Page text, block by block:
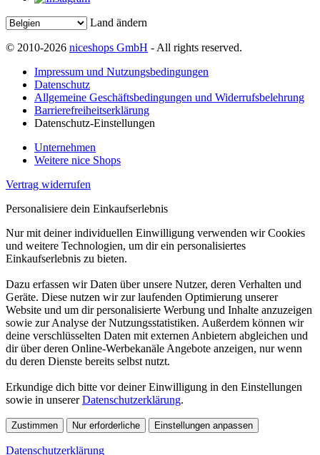
Land ändern
© 2010-2026 niceshops GmbH - All rights reserved.
Impressum und Nutzungsbedingungen
Datenschutz
Allgemeine Geschäftsbedingungen und Widerrufsbelehrung
Barrierefreiheitserklärung
Datenschutz-Einstellungen
Unternehmen
Weitere nice Shops
Vertrag widerrufen
Personalisiere dein Einkaufserlebnis
Nur mit deiner individuellen Einwilligung verwenden wir Cookies
und weitere Technologien, um dir ein personalisiertes
Einkaufserlebnis zu bieten.
Dazu erfassen wir Daten über unsere Nutzer, deren Verhalten und
Geräte. Diese nutzen wir zur laufenden Optimierung unserer
Website und um dir personalisierte Werbung und Inhalte anzuzeigen
sowie zur Analyse der Nutzungsstatistiken. Außerdem können wir
deine verschlüsselten Daten mit externen Anbietern abgleichen und
dir über deren Online-Werbekanäle Angebote anzeigen, nur wenn
du deren Dienste bereits selbst nutzt.
Erkundige dich bitte vor deiner Einwilligung in den Einstellungen
sowie in unsererDatenschutzerklärung.
Zustimmen Nur erforderliche Einstellungen anpassen
Datenschutzerklärung